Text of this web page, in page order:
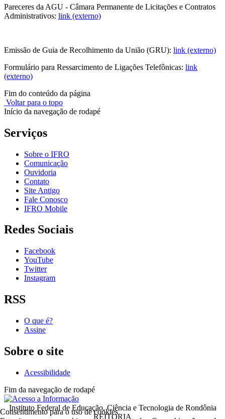
Pareceres da AGU - Câmara Permanente de Licitações e Contratos
Administrativos: link (externo)
Emissão de Guia de Recolhimento da União (GRU): link (externo)
Formulário para Ressarcimento de Ligações Telefônicas: link
(externo)
Fim do conteúdo da página
Voltar para o topo
Início da navegação de rodapé
Serviços
Sobre o IFRO
Comunicação
Ouvidoria
Contato
Site Antigo
Fale Conosco
IFRO Mobile
Redes Sociais
Facebook
YouTube
Twitter
Instagram
RSS
O que é?
Assine
Sobre o site
Acessibilidade
Fim da navegação de rodapé
Instituto Federal de Educação, Ciência e Tecnologia de Rondônia
REITORIA
Consentimento para o uso de cookies